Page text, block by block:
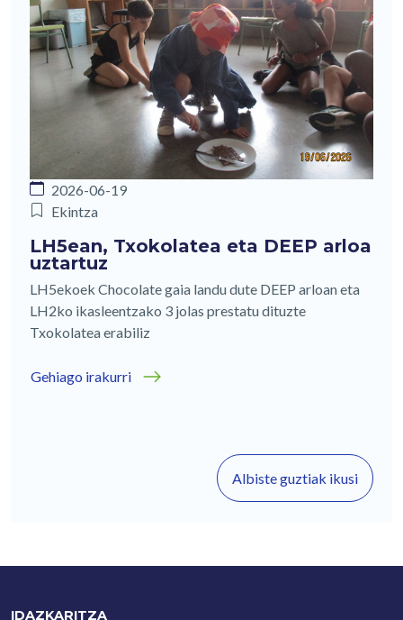
2026-06-19
Ekintza
LH5ean, Txokolatea eta DEEP arloa
uztartuz
LH5ekoek Chocolate gaia landu dute DEEP arloan eta
LH2ko ikasleentzako 3 jolas prestatu dituzte
Txokolatea erabiliz
Gehiago irakurri
Albiste guztiak ikusi
IDAZKARITZA